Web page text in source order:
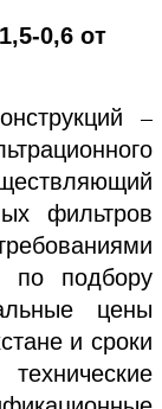
0,6 от
–
фильтров
по подбору
цены
и сроки